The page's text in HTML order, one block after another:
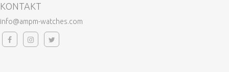
KONTAKT
info@ampm-watches.com